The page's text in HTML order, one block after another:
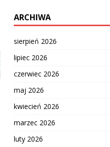
ARCHIWA
sierpień 2026
lipiec 2026
czerwiec 2026
maj 2026
kwiecień 2026
marzec 2026
luty 2026